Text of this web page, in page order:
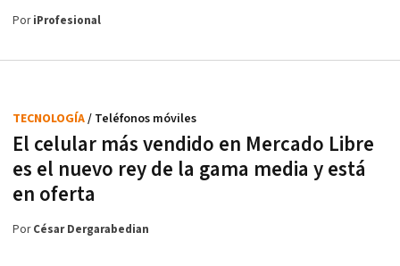
PoriProfesional
El celular más vendido en Mercado Libre
es el nuevo rey de la gama media y está
en oferta
TECNOLOGÍA/ Teléfonos móviles
PorCésar Dergarabedian